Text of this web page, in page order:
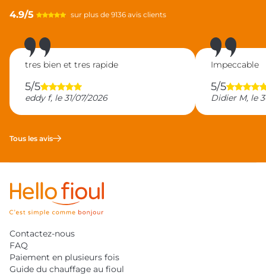
4.9/5 sur plus de 9136 avis clients
tres bien et tres rapide
5/5
eddy f, le 31/07/2026
Impeccable
5/5
Didier M, le
Tous les avis
Contactez-nous
FAQ
Paiement en plusieurs fois
Guide du chauffage au fioul